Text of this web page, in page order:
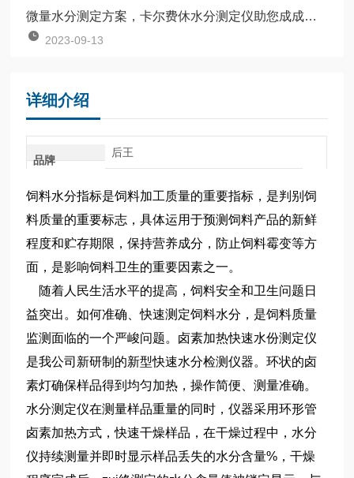
微量水分测定方案，卡尔费休水分测定仪助您成成为行业耀眼的那颗星
2023-09-13
详细介绍
品牌
后王
饲料水分指标是饲料加工质量的重要指标，是判别饲
料质量的重要标志，具体运用于预测饲料产品的新鲜
程度和贮存期限，保持营养成分，防止饲料霉变等方
面，是影响饲料卫生的重要因素之一。
随着人民生活水平的提高，饲料安全和卫生问题日
益突出。如何准确、快速测定饲料水分，是饲料质量
监测面临的一个严峻问题。卤素加热快速水份测定仪
是我公司新研制的新型快速水分检测仪器。环状的卤
素灯确保样品得到均匀加热，操作简便、测量准确。
水分测定仪在测量样品重量的同时，仪器采用环形管
卤素加热方式，快速干燥样品，在干燥过程中，水分
仪持续测量并即时显示样品丢失的水分含量%，干燥